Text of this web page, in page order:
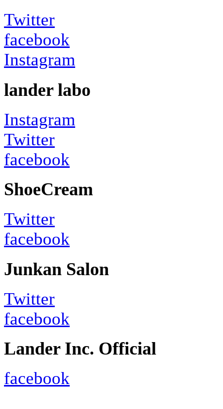
Twitter
facebook
Instagram
lander labo
Instagram
Twitter
facebook
ShoeCream
Twitter
facebook
Junkan Salon
Twitter
facebook
Lander Inc. Official
facebook